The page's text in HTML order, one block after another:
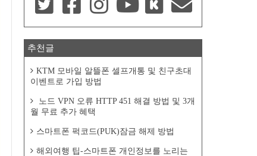
추천글
KTM 모바일 알뜰폰 셀프개통 및 친구초대
이벤트로 가입 방법
노드 VPN 오류 HTTP 451 해결 방법 및 3개
월 무료 추가 혜택
스마트폰 퍽코드(PUK)잠금 해제 방법
해외여행 팁-스마트폰 개인정보를 노리는